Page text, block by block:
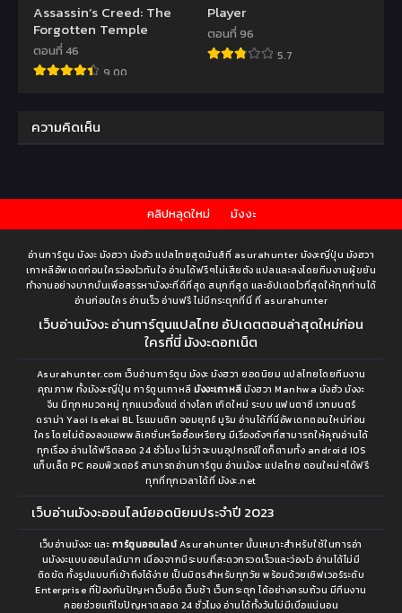
Assassin’s Creed: The
Forgotten Temple
ตอนที่ 46
9.00
Player
ตอนที่ 96
5.7
ความคิดเห็น
คลิปหลุดใหม่ มังงะ
อ่านการ์ตูน มังงะ มังฮวา มังฮัว แปลไทยสุดมันส์ที่ asurahunter มังงะญี่ปุ่น มังฮวา
เกาหลีอัพเดตก่อนใครว่องไวทันใจ อ่านได้ฟรีๆไม่เสียตัง แปลและลงโดยทีมงานผู้ขยัน
ทำงานอย่างบากบั่นเพื่อสรรหามังงะที่ดีที่สุด สนุกที่สุด และอัปเดตไวที่สุดให้ทุกท่านได้
อ่านก่อนใคร อ่านเร็ว อ่านฟรี ไม่มีกระตุกที่นี่ ที่ asurahunter
เว็บอ่านมังงะ อ่านการ์ตูนแปลไทย อัปเดตตอนล่าสุดใหม่ก่อน
ใครที่นี่ มังงะดอทเน็ต
Asurahunter.com เว็บอ่านการ์ตูน มังงะ มังฮวา ยอดนิยม แปลไทยโดยทีมงาน
คุณภาพ ทั้งมังงะญี่ปุ่น การ์ตูนเกาหลีมังงะเกาหลี มังฮวา Manhwa มังฮัว มังงะ
จีน มีทุกหมวดหมู่ ทุกแนวตั้งแต่ ต่างโลก เกิดใหม่ ระบบ แฟนตาซี เวทมนตร์
ดราม่า Yaoi Isekai BL โรแมนติก จอมยุทธ์ มูริม อ่านได้ที่นี่อัพเดทตอนใหม่ก่อน
ใคร โดยไม่ต้องลงแอพพลิเคชั่นหรือซื้อเหรียญ มีเรื่องดังๆที่สามารถให้คุณอ่านได้
ทุกเรื่อง อ่านได้ฟรีตลอด 24 ชั่วโมง ไม่ว่าจะบนอุปกรณ์ใดก็ตามทั้ง android IOS
แท็บเล็ต PC คอมพิวเตอร์ สามารถอ่านการ์ตูน อ่านมังงะ แปลไทย ตอนใหม่ๆได้ฟรี
ทุกที่ทุกเวลาได้ที่ มังงะ.net
เว็บอ่านมังงะออนไลน์ยอดนิยมประจำปี 2023
เว็บอ่านมังงะ และ การ์ตูนออนไลน์Asurahunter นั้นเหมาะสำหรับใช้ในการอ่า
นมังงะแบบออนไลน์มาก เนื่องจากมีระบบที่สะดวกรวดเร็วและว่องไว อ่านได้ไม่มี
ติดขัด ทั้งรูปแบบที่เข้าถึงได้ง่าย เป็นมิตรสำหรับทุกวัย พร้อมด้วยเซิฟเวอร์ระดับ
Enterprise ที่ป้องกันปัญหาเว็บอืด เว็บช้า เว็บกระตุก ได้อย่างครบถ้วน มีทีมงาน
คอยช่วยแก้ไขปัญหาตลอด 24 ชั่วโมง อ่านได้ทั้งวันไม่มีเบื่อแน่นอน